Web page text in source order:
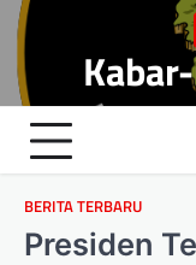
Skip
content
BERITA TERBARU
Presiden